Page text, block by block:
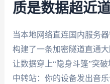
质是数据超近
当本地网络直连国内服务
构建了一条加密隧道直通
让数据穿上“隐身斗篷”突
中转站：你的设备发出音